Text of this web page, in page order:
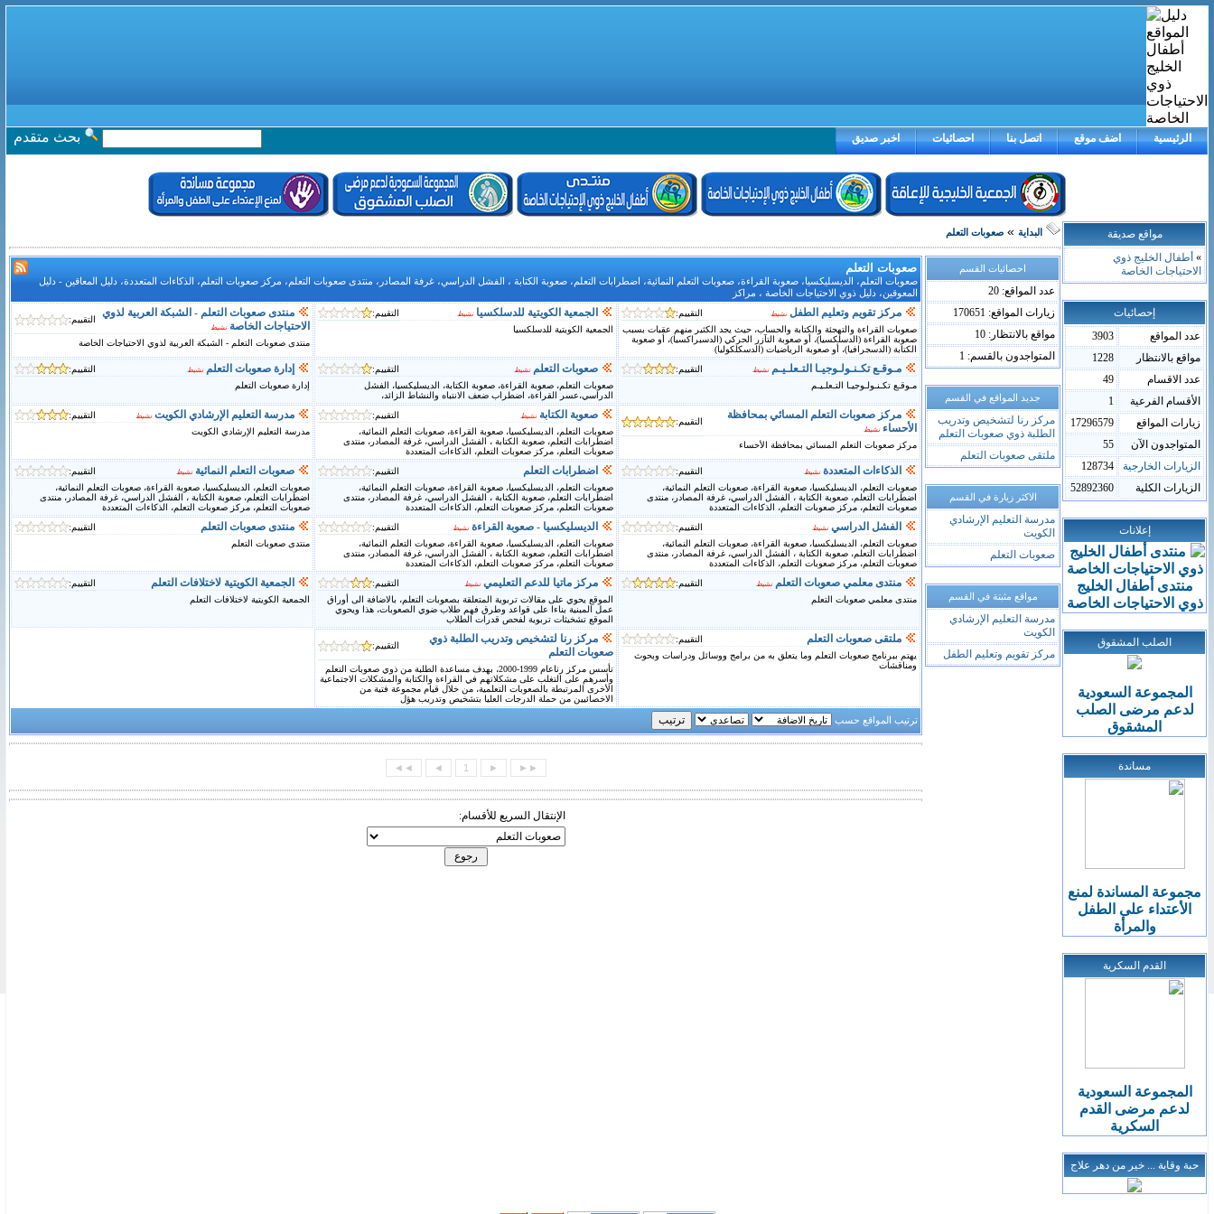
اخبر صديق احصائيات اتصل بنا اضف موقع الرئيسية بحث متقدم
البداية » صعوبات التعلم
صعوبات التعلم
صعوبات التعلم، الديسليكسيا، صعوبة القراءة، صعوبات التعلم النمائية، اضطرابات التعلم، صعوبة الكتابة ، الفشل الدراسي، غرفة المصادر، منتدى صعوبات التعلم، مركز صعوبات التعلم، الذكاءات المتعددة، دليل المعاقين - دليل
المعوقين، دليل ذوي الاحتياجات الخاصة ، مراكز
مركز تقويم وتعليم الطفل نشيط
التقييم:
صعوبات القراءة والتهجئة والكتابة والحساب، حيث يجد الكثير منهم عقبات بسبب
صعوبة القراءة (الدسلكسيا)، أو صعوبة التآزر الحركي (الدسبراكسيا)، أو صعوبة
الكتابة (الدسجرافيا)، أو صعوبة الرياضيات (الدسكلكوليا)
الجمعية الكويتية للدسلكسيا نشيط
التقييم:
الجمعية الكويتية للدسلكسيا
منتدى صعوبات التعلم - الشبكة العربية لذوي
الاحتياجات الخاصة نشيط
التقييم:
منتدى صعوبات التعلم - الشبكة العربية لذوي الاحتياجات الخاصة
مـوقـع تكـنـولـوجيـا التـعلـيـم نشيط
التقييم:
مـوقـع تكـنـولـوجيـا التـعلـيـم
صعوبات التعلم نشيط
التقييم:
صعوبات التعلم، صعوبة القراءة، صعوبة الكتابة، الديسليكسيا، الفشل
الدراسي،عسر القراءة، اضطراب ضعف الانتباه والنشاط الزائد،
إدارة صعوبات التعلم نشيط
التقييم:
إدارة صعوبات التعلم
مركز صعوبات التعلم المسائي بمحافظة
الأحساء نشيط
التقييم:
مركز صعوبات التعلم المسائي بمحافظة الأحساء
صعوبة الكتابة نشيط
التقييم:
صعوبات التعلم، الديسليكسيا، صعوبة القراءة، صعوبات التعلم النمائية،
اضطرابات التعلم، صعوبة الكتابة ، الفشل الدراسي، غرفة المصادر، منتدى
صعوبات التعلم، مركز صعوبات التعلم، الذكاءات المتعددة
مدرسة التعليم الإرشادي الكويت نشيط
التقييم:
مدرسة التعليم الإرشادي الكويت
الذكاءات المتعددة نشيط
التقييم:
صعوبات التعلم، الديسليكسيا، صعوبة القراءة، صعوبات التعلم النمائية،
اضطرابات التعلم، صعوبة الكتابة ، الفشل الدراسي، غرفة المصادر، منتدى
صعوبات التعلم، مركز صعوبات التعلم، الذكاءات المتعددة
اضطرابات التعلم
التقييم:
صعوبات التعلم، الديسليكسيا، صعوبة القراءة، صعوبات التعلم النمائية،
اضطرابات التعلم، صعوبة الكتابة ، الفشل الدراسي، غرفة المصادر، منتدى
صعوبات التعلم، مركز صعوبات التعلم، الذكاءات المتعددة
صعوبات التعلم النمائية نشيط
التقييم:
صعوبات التعلم، الديسليكسيا، صعوبة القراءة، صعوبات التعلم النمائية،
اضطرابات التعلم، صعوبة الكتابة ، الفشل الدراسي، غرفة المصادر، منتدى
صعوبات التعلم، مركز صعوبات التعلم، الذكاءات المتعددة
الفشل الدراسي نشيط
التقييم:
صعوبات التعلم، الديسليكسيا، صعوبة القراءة، صعوبات التعلم النمائية،
اضطرابات التعلم، صعوبة الكتابة ، الفشل الدراسي، غرفة المصادر، منتدى
صعوبات التعلم، مركز صعوبات التعلم، الذكاءات المتعددة
الديسليكسيا - صعوبة القراءة نشيط
التقييم:
صعوبات التعلم، الديسليكسيا، صعوبة القراءة، صعوبات التعلم النمائية،
اضطرابات التعلم، صعوبة الكتابة ، الفشل الدراسي، غرفة المصادر، منتدى
صعوبات التعلم، مركز صعوبات التعلم، الذكاءات المتعددة
منتدى صعوبات التعلم
التقييم:
منتدى صعوبات التعلم
منتدى معلمي صعوبات التعلم نشيط
التقييم:
منتدى معلمي صعوبات التعلم
مركز ماتيا للدعم التعليمي نشيط
التقييم:
الموقع يحوي على مقالات تربوية المتعلقة بصعوبات التعلم، بالاضافة الى أوراق
عمل المبنية بناءا على قواعد وطرق فهم طلاب ضوي الصعوبات، هذا ويحوي
الموقع تشخيثات تربوية لفحص قدرات الطلاب
الجمعية الكويتية لاختلافات التعلم
التقييم:
الجمعية الكويتية لاختلافات التعلم
ملتقى صعوبات التعلم
التقييم:
يهتم ببرنامج صعوبات التعلم وما يتعلق به من برامج ووسائل ودراسات وبحوث
ومناقشات
مركز رنا لتشخيص وتدريب الطلبة ذوي
صعوبات التعلم
التقييم:
تأسس مركز رناعام 1999-2000، بهدف مساعدة الطلبة من ذوي صعوبات التعلم
وأسرهم على التغلب على مشكلاتهم في القراءة والكتابة والمشكلات الاجتماعية
الأخرى المرتبطة بالصعوبات التعلمية، من خلال قيام مجموعة فتية من
الاخصائيين من حملة الدرجات العليا بتشخيص وتدريب هؤل
ترتيب المواقع حسب
◄◄ ◄ 1 ► ►►
الإنتقال السريع للأقسام:
احصائيات القسم
عدد المواقع: 20
زيارات المواقع: 170651
مواقع بالانتظار: 10
المتواجدون بالقسم: 1
جديد المواقع في القسم
مركز رنا لتشخيص وتدريب
الطلبة ذوي صعوبات التعلم
ملتقى صعوبات التعلم
الاكثر زيارة في القسم
مدرسة التعليم الإرشادي
الكويت
صعوبات التعلم
مواقع مثبتة في القسم
مدرسة التعليم الإرشادي
الكويت
مركز تقويم وتعليم الطفل
مواقع صديقة
» أطفال الخليج ذوي
الاحتياجات الخاصة
إحصائيات
عدد المواقع
3903
مواقع بالانتظار
1228
عدد الاقسام
49
الأقسام الفرعية
1
زيارات المواقع
17296579
المتواجدون الآن
55
الزيارات الخارجية
128734
الزيارات الكلية
52892360
إعلانات
منتدى أطفال الخليج
ذوي الاحتياجات الخاصة
الصلب المشقوق
المجموعة السعودية
لدعم مرضى الصلب
المشقوق
مساندة
مجموعة المساندة لمنع
الأعتداء على الطفل
والمرأة
القدم السكرية
المجموعة السعودية
لدعم مرضى القدم
السكرية
حبة وقاية ... خير من دهر علاج